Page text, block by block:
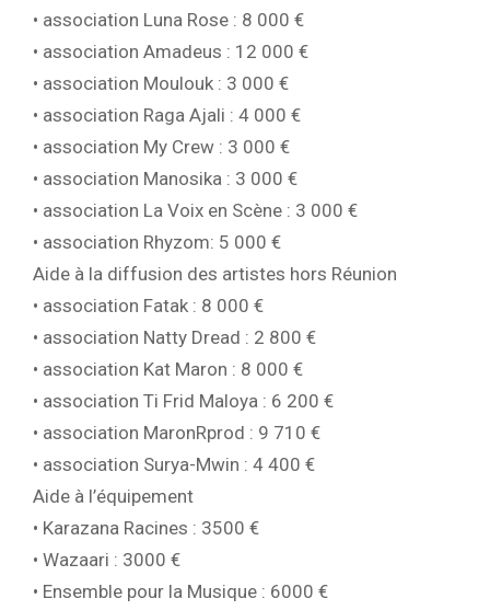
• association Luna Rose : 8 000 €
• association Amadeus : 12 000 €
• association Moulouk : 3 000 €
• association Raga Ajali : 4 000 €
• association My Crew : 3 000 €
• association Manosika : 3 000 €
• association La Voix en Scène : 3 000 €
• association Rhyzom: 5 000 €
Aide à la diffusion des artistes hors Réunion
• association Fatak : 8 000 €
• association Natty Dread : 2 800 €
• association Kat Maron : 8 000 €
• association Ti Frid Maloya : 6 200 €
• association MaronRprod : 9 710 €
• association Surya-Mwin : 4 400 €
Aide à l’équipement
• Karazana Racines : 3500 €
• Wazaari : 3000 €
• Ensemble pour la Musique : 6000 €